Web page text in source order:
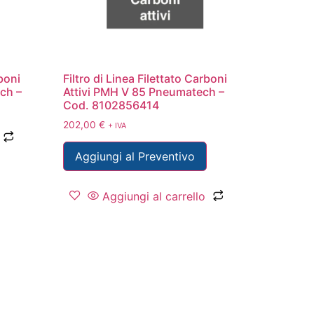
–
Filtro di Linea Filettato Carboni
Attivi PMH V 85 Pneumatech –
Cod. 8102856414
202,00€ + IVA
Aggiungi al Preventivo
Aggiungi al carrello